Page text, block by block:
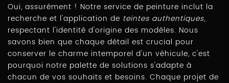
Oui, assurément ! Notre service de peinture inclut la
recherche et l'application de teintes authentiques,
respectant l'identité d'origine des modèles. Nous
savons bien que chaque détail est crucial pour
conserver le charme intemporel d'un véhicule, c'est
pourquoi notre palette de solutions s'adapte à
chacun de vos souhaits et besoins. Chaque projet de